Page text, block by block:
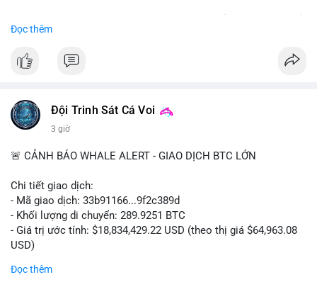
lớn cho nụ cười khỏe mạnh.
#dentabiome #badbreathsolution
Đọc thêm
Đội Trinh Sát Cá Voi
3 giờ
🚨 CẢNH BÁO WHALE ALERT - GIAO DỊCH BTC LỚN
Chi tiết giao dịch:
- Mã giao dịch: 33b91166...9f2c389d
- Khối lượng di chuyển: 289.9251 BTC
- Giá trị ước tính: $18,834,429.22 USD (theo thị giá $64,963.08
USD)
Đọc thêm